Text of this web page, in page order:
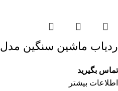
ردیاب ماشین سنگین مدل GT900
تماس بگیرید
اطلاعات بیشتر